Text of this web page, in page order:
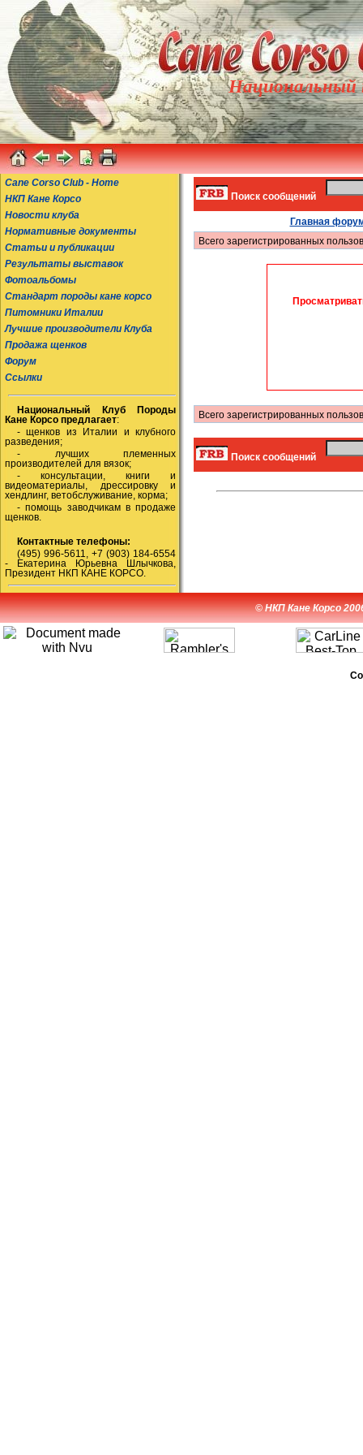
Национальный
Cane Corso Club - Home
НКП Кане Корсо
Новости клуба
Нормативные документы
Статьи и публикации
Результаты выставок
Фотоальбомы
Стандарт породы кане корсо
Питомники Италии
Лучшие производители Клуба
Продажа щенков
Форум
Ссылки
Национальный Клуб Породы
Кане Корсо предлагает:
- щенков из Италии и клубного
разведения;
- лучших племенных
производителей для вязок;
- консультации, книги и
видеоматериалы, дрессировку и
хендлинг, ветобслуживание, корма;
- помощь заводчикам в продаже
щенков.
Контактные телефоны:
(495) 996-5611, +7 (903) 184-6554
- Екатерина Юрьевна Шлычкова,
Президент НКП КАНЕ КОРСО.
Поиск сообщений
Главная
Всего зарегистрированных
Всего зарегистрированных
Поиск сообщений
© НКП Кане Корсо